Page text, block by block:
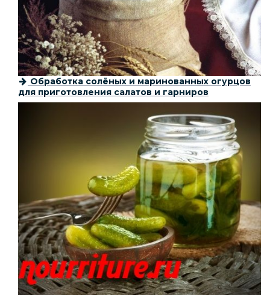
Обработка солёных и маринованных огурцов
для приготовления салатов и гарниров